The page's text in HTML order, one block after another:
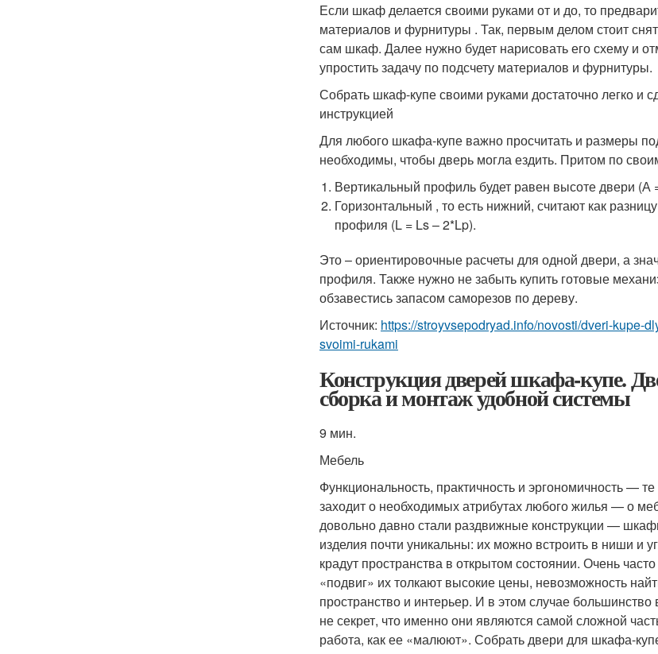
Если шкаф делается своими руками от и до, то
материалов и фурнитуры . Так, первым делом стоит
сам шкаф. Далее нужно будет нарисовать его схему и
упростить задачу по подсчету материалов и фурнитуры.
Собрать шкаф-купе своими руками достаточно легко и
инструкцией
Для любого шкафа-купе важно просчитать и размеры
необходимы, чтобы дверь могла ездить. Притом по
Вертикальный профиль будет равен высоте двери (А
Горизонтальный , то есть нижний, считают как
профиля (L = Ls – 2*Lp).
Это – ориентировочные расчеты для одной двери, а
профиля. Также нужно не забыть купить готовые
обзавестись запасом саморезов по дереву.
Источник: https://stroyvsepodryad.info/novosti/dveri-kupe-
svoimi-rukami
Конструкция дверей шкафа-купе.
сборка и монтаж удобной системы
9 мин.
Мебель
Функциональность, практичность и эргономичность —
заходит о необходимых атрибутах любого жилья — о
довольно давно стали раздвижные конструкции —
изделия почти уникальны: их можно встроить в ниши и
крадут пространства в открытом состоянии. Очень
«подвиг» их толкают высокие цены, невозможность
пространство и интерьер. И в этом случае
не секрет, что именно они являются самой сложной
работа, как ее «малюют». Собрать двери для шкафа-